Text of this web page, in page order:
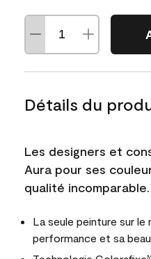
Détails du
Les designers et
Aura pour ses
qualité incomparable.
La seule peinture sur le
performance et sa